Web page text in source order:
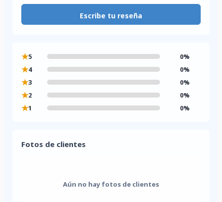
Escribe tu reseña
★5 0%
★4 0%
★3 0%
★2 0%
★1 0%
Fotos de clientes
Aún no hay fotos de clientes